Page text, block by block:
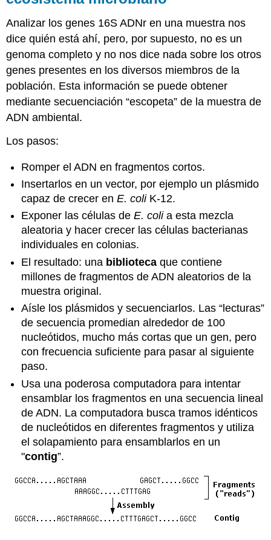
Analizar los genes 16S ADNr en una muestra nos
dice quién está ahí, pero, por supuesto, no es un
genoma completo y no nos dice nada sobre los otros
genes presentes en los diversos miembros de la
población. Esta información se puede obtener
mediante secuenciación “escopeta” de la muestra de
ADN ambiental.
Los pasos:
Romper el ADN en fragmentos cortos.
Insertarlos en un vector, por ejemplo un plásmido
capaz de crecer enE. coliK-12.
Exponer las células deE. colia esta mezcla
aleatoria y hacer crecer las células bacterianas
individuales en colonias.
El resultado: una biblioteca que contiene
millones de fragmentos de ADN aleatorios de la
muestra original.
Aísle los plásmidos y secuenciarlos. Las “lecturas”
de secuencia promedian alrededor de 100
nucleótidos, mucho más cortas que un gen, pero
con frecuencia suficiente para pasar al siguiente
paso.
Usa una poderosa computadora para intentar
ensamblar los fragmentos en una secuencia lineal
de ADN. La computadora busca tramos idénticos
de nucleótidos en diferentes fragmentos y utiliza
el solapamiento para ensamblarlos en un
"contig”.